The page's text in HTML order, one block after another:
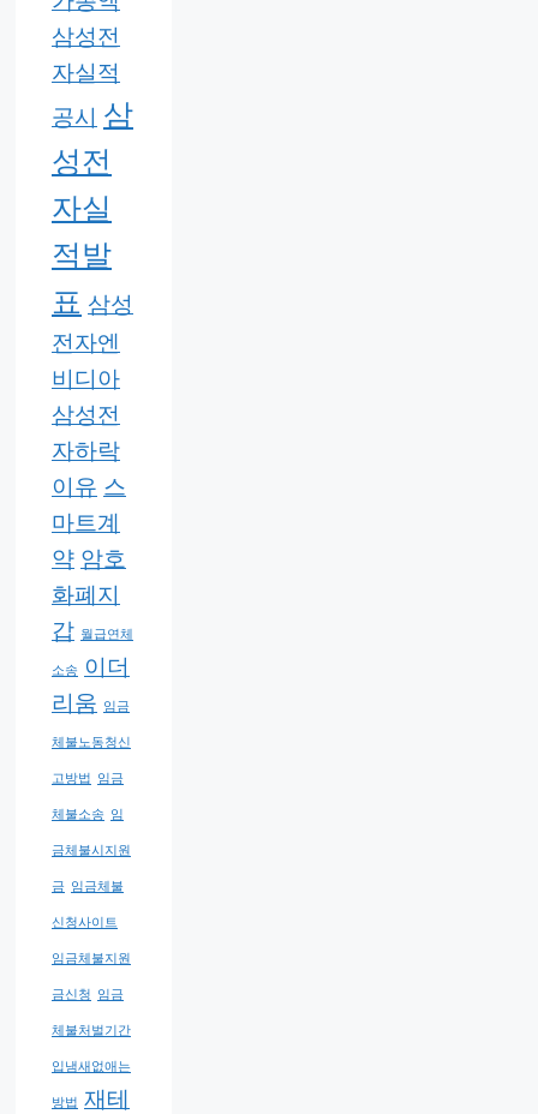
삼성전
자실적
공시
삼
성전
자실
적발
표 삼성
전자엔
비디아
삼성전
자하락
이유 스
마트계
약 암호
화폐지
갑 월급연체
소송
이더
리움
임금
체불노동청신
고방법 임금
체불소송 임
금체불시지원
금 임금체불
신청사이트
임금체불지원
금신청 임금
체불처벌기간
입냄새없애는
방법 재테